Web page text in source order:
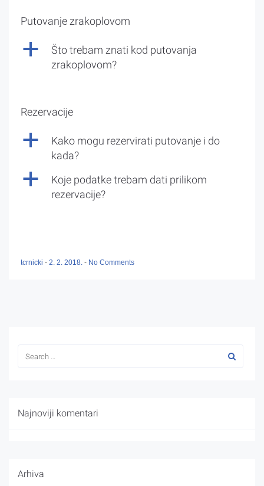
Putovanje zrakoplovom
a
Što trebam znati kod putovanja
zrakoplovom?
Rezervacije
a
Kako mogu rezervirati putovanje i do
kada?
a
Koje podatke trebam dati prilikom
rezervacije?
tcrnicki - 2. 2. 2018. - No Comments
Najnoviji komentari
Arhiva